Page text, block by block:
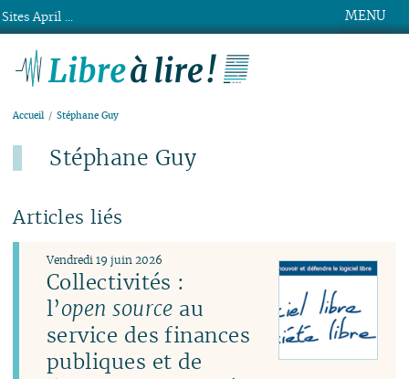
MENU
Accueil Stéphane Guy
Stéphane Guy
Articles liés
Collectivités :
l’open source au
service des finances
publiques et de
Vendredi 19 juin 2026
Sites April ...